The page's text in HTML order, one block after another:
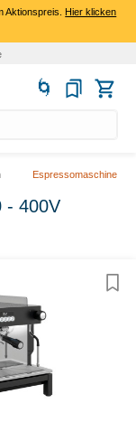
Aktionspreis.Hier klicken
Espressomaschine
- 400V